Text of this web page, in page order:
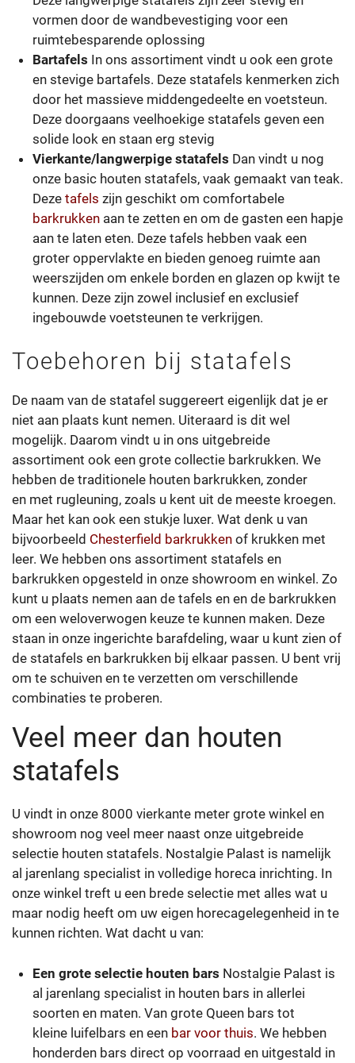
vormen door de wandbevestiging voor een
ruimtebesparende oplossing
Bartafels In ons assortiment vindt u ook een grote
en stevige bartafels. Deze statafels kenmerken zich
door het massieve middengedeelte en voetsteun.
Deze doorgaans veelhoekige statafels geven een
solide look en staan erg stevig
Vierkante/langwerpige statafels Dan vindt u nog
onze basic houten statafels, vaak gemaakt van teak.
Deze tafels zijn geschikt om comfortabele
barkrukkenaan te zetten en om de gasten een hapje
aan te laten eten. Deze tafels hebben vaak een
groter oppervlakte en bieden genoeg ruimte aan
weerszijden om enkele borden en glazen op kwijt te
kunnen. Deze zijn zowel inclusief en exclusief
ingebouwde voetsteunen te verkrijgen.
Toebehoren bij statafels
De naam van de statafel suggereert eigenlijk dat je er
niet aan plaats kunt nemen. Uiteraard is dit wel
mogelijk. Daarom vindt u in ons uitgebreide
assortiment ook een grote collectie barkrukken. We
hebben de traditionele houten barkrukken, zonder
en met rugleuning, zoals u kent uit de meeste kroegen.
Maar het kan ook een stukje luxer. Wat denk u van
bijvoorbeeld Chesterfield barkrukken of krukken met
leer. We hebben ons assortiment statafels en
barkrukken opgesteld in onze showroom en winkel. Zo
kunt u plaats nemen aan de tafels en en de barkrukken
om een weloverwogen keuze te kunnen maken. Deze
staan in onze ingerichte barafdeling, waar u kunt zien of
de statafels en barkrukken bij elkaar passen. U bent vrij
om te schuiven en te verzetten om verschillende
combinaties te proberen.
Veel meer dan houten
statafels
U vindt in onze 8000 vierkante meter grote winkel en
showroom nog veel meer naast onze uitgebreide
selectie houten statafels. Nostalgie Palast is namelijk
al jarenlang specialist in volledige horeca inrichting. In
onze winkel treft u een brede selectie met alles wat u
maar nodig heeft om uw eigen horecagelegenheid in te
kunnen richten. Wat dacht u van:
Een grote selectie houten bars Nostalgie Palast is
al jarenlang specialist in houten bars in allerlei
soorten en maten. Van grote Queen bars tot
kleine luifelbars en een bar voor thuis. We hebben
honderden bars direct op voorraad en uitgestald in